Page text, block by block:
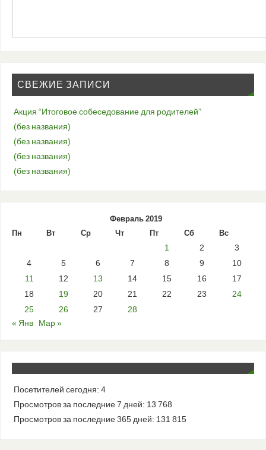
СВЕЖИЕ ЗАПИСИ
Акция “Итоговое собеседование для родителей”
(без названия)
(без названия)
(без названия)
(без названия)
Февраль 2019
Пн
Вт Ср Чт Пт Сб Вс
1 2
3
4
5 6 7 8 9
10
11
12 13 14 15 16
17
18
19 20 21 22 23
24
25
26 27
28
« Янв
Мар »
Посетителей сегодня: 4
Просмотров за последние 7 дней: 13 768
Просмотров за последние 365 дней: 131 815